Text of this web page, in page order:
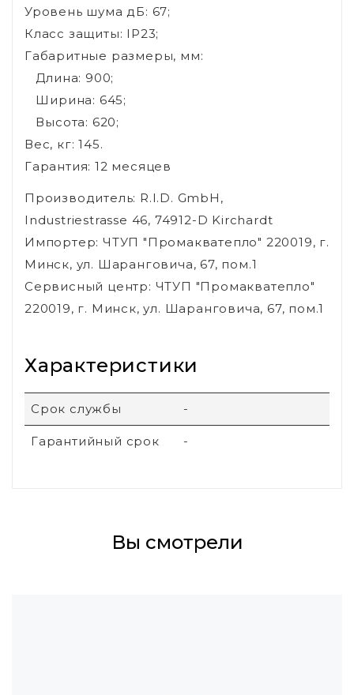
Уровень шума дБ: 67;
Класс защиты: IP23;
Габаритные размеры, мм:
Длина: 900;
Ширина: 645;
Высота: 620;
Вес, кг: 145.
Гарантия: 12 месяцев
Производитель: R.I.D. GmbH,
Industriestrasse 46, 74912-D Kirchardt
Импортер: ЧТУП "Промакватепло" 220019, г.
Минск, ул. Шаранговича, 67, пом.1
Сервисный центр: ЧТУП "Промакватепло"
220019, г. Минск, ул. Шаранговича, 67, пом.1
Характеристики
Срок службы -
Гарантийный срок -
Вы смотрели